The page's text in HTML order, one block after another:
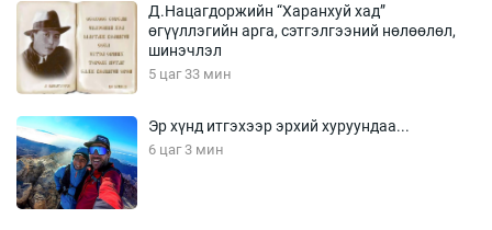
Д.Нацагдоржийн “Харанхуй хад”
өгүүллэгийн арга, сэтгэлгээний нөлөөлөл,
шинэчлэл
5 цаг 33 мин
Эр хүнд итгэхээр эрхий хуруундаа...
6 цаг 3 мин